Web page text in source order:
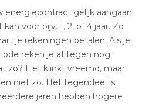
energiecontract gelijk aangaan
voor bijv. 1, 2, of 4 jaar. Zo
je rekeningen betalen. Als je
reken je af tegen nog
zo? Het klinkt vreemd, maar
niet zo. Het tegendeel is
jaren hebben hogere